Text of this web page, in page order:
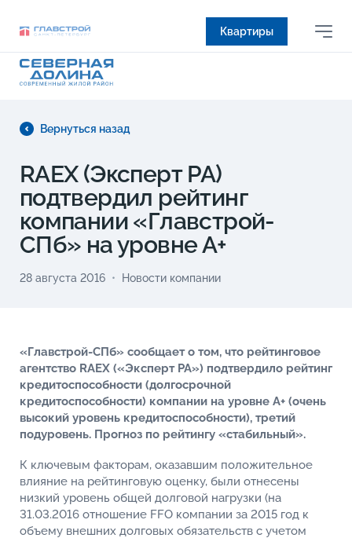
Квартиры
Вернуться назад
RAEX (Эксперт РА)
подтвердил рейтинг
компании «Главстрой-
СПб» на уровне А+
28 августа 2016 Новости компании
«Главстрой-СПб» сообщает о том, что рейтинговое
агентство RAEX («Эксперт РА») подтвердило рейтинг
кредитоспособности (долгосрочной
кредитоспособности) компании на уровне А+ (очень
высокий уровень кредитоспособности), третий
подуровень. Прогноз по рейтингу «стабильный».
К ключевым факторам, оказавшим положительное
влияние на рейтинговую оценку, были отнесены
низкий уровень общей долговой нагрузки (на
31.03.2016 отношение FFO компании за 2015 год к
объему внешних долговых обязательств с учетом